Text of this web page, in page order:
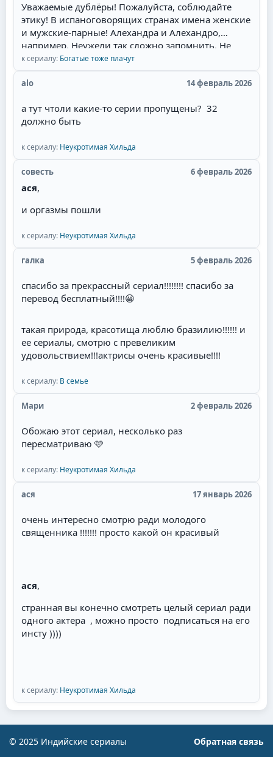
ложится с ним, и героиня это видит. Потом
злодейка объявляет о беременности, и герой, как
честный человек, женится. Причём он может
противиться, но героиня сама его отпускает к
другой, мол, ты должен, там ребёнок. При этом
она часто сама беременна. И она выходит замуж
за давно влюблённого в неё парня, но в постель
героя. Советую всем посмотреть необычную
историю любви пирата!
Уважаемые дублёры! Пожалуйста, соблюдайте
этику! В испаноговорящих странах имена женские
и мужские-парные! Алехандра и Алехандро,
например. Неужели так сложно запомнить. Не
валите всё в одну кучу! Сантьяга - режет ухо!
Мужские имена имеют окончание -о, а женские,
соответственно -а.
к сериалу: Богатые тоже плачут
alo 14 февраль 2026
а тут чтоли какие-то серии пропущены? 32
должно быть
к сериалу: Неукротимая Хильда
совесть 6 февраль 2026
ася,
и оргазмы пошли
к сериалу: Неукротимая Хильда
галка 5 февраль 2026
спасибо за прекрассный сериал!!!!!!!! спасибо за
перевод бесплатный!!!!😀
такая природа, красотища люблю бразилию!!!!!! и
ее сериалы, смотрю с превеликим
удовольствием!!!актрисы очень красивые!!!!
к сериалу: В семье
Мари 2 февраль 2026
Обожаю этот сериал, несколько раз
пересматриваю 🩷
к сериалу: Неукротимая Хильда
ася 17 январь 2026
очень интересно смотрю ради молодого
священника !!!!!!! просто какой он красивый
ася,
странная вы конечно смотреть целый сериал ради
одного актера , можно просто подписаться на его
инсту ))))
к сериалу: Неукротимая Хильда
© 2025 Индийские сериалы Обратная связь